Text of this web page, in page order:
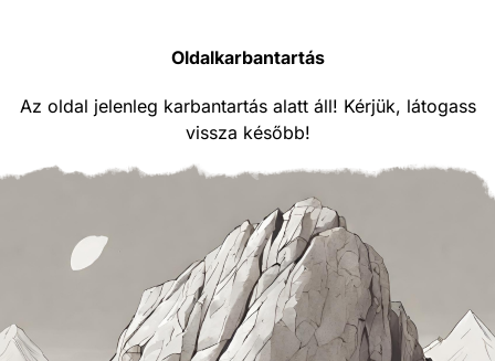
Oldalkarbantartás
Az oldal jelenleg karbantartás alatt áll! Kérjük, látogass
vissza később!